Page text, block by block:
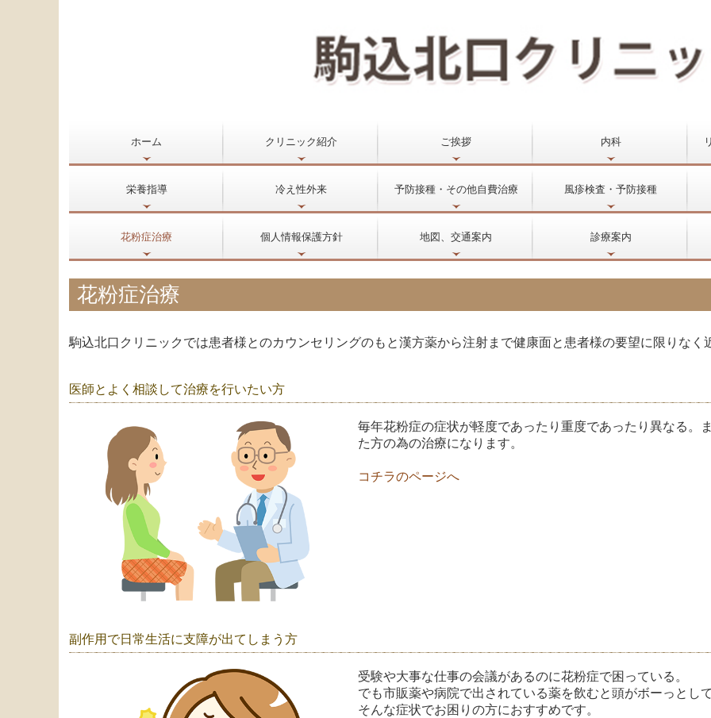
ホーム
初めて受診をお考えの皆様へ
クリニック紹介 ご挨拶 内科
栄養指導 冷え性外来 予防接種・その他自費治療 風疹検査・予防接種
花粉症治療 個人情報保護方針 地図、交通案内 診療案内
花粉症治療
駒込北口クリニックでは患者様とのカウンセリングのもと漢方薬から注射まで健康面と患者様の要望に限りなく
医師とよく相談して治療を行いたい方
毎年花粉症の症状が軽度であったり重度であったり 異なる。
た方の為の治療になります。
コチラのページへ
副作用で日常生活に支障が出てしまう方
受験や大事な仕事の会議があるのに花粉症で困っている。
でも市販薬や病院で出されている薬を飲むと頭がボーっとし
そんな症状でお困りの方におすすめです。